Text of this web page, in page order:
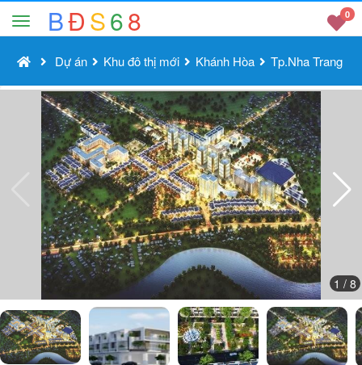
BĐS68 0
Dự án Khu đô thị mới Khánh Hòa Tp.Nha Trang
1 / 8